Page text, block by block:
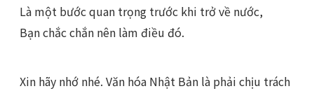
Là một bước quan trọng trước khi trở về nước,
Bạn chắc chắn nên làm điều đó.
Xin hãy nhớ nhé. Văn hóa Nhật Bản là phải chịu trách